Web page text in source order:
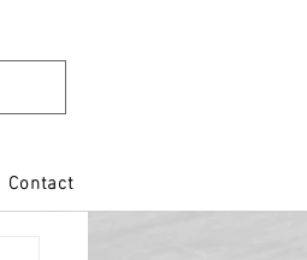
Contact